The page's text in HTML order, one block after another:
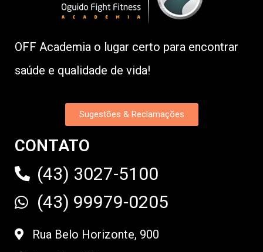
OFF Academia o lugar certo para encontrar
saúde e qualidade de vida!
Sugestões & Reclamações
CONTATO
(43) 3027-5100
(43) 99979-0205
Rua Belo Horizonte, 900